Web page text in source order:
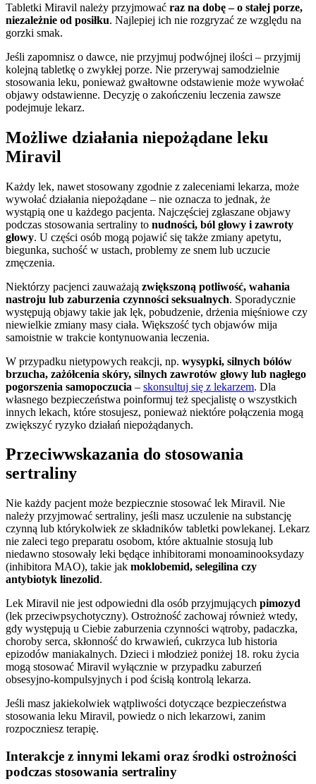
Tabletki Miravil należy przyjmować raz na dobę – o stałej porze,
niezależnie od posiłku. Najlepiej ich nie rozgryzać ze względu na
gorzki smak.
Jeśli zapomnisz o dawce, nie przyjmuj podwójnej ilości – przyjmij
kolejną tabletkę o zwykłej porze. Nie przerywaj samodzielnie
stosowania leku, ponieważ gwałtowne odstawienie może wywołać
objawy odstawienne. Decyzję o zakończeniu leczenia zawsze
podejmuje lekarz.
Możliwe działania niepożądane leku
Miravil
Każdy lek, nawet stosowany zgodnie z zaleceniami lekarza, może
wywołać działania niepożądane – nie oznacza to jednak, że
wystąpią one u każdego pacjenta. Najczęściej zgłaszane objawy
podczas stosowania sertraliny to nudności, ból głowy i zawroty
głowy. U części osób mogą pojawić się także zmiany apetytu,
biegunka, suchość w ustach, problemy ze snem lub uczucie
zmęczenia.
Niektórzy pacjenci zauważają zwiększoną potliwość, wahania
nastroju lub zaburzenia czynności seksualnych. Sporadycznie
występują objawy takie jak lęk, pobudzenie, drżenia mięśniowe czy
niewielkie zmiany masy ciała. Większość tych objawów mija
samoistnie w trakcie kontynuowania leczenia.
W przypadku nietypowych reakcji, np. wysypki, silnych bólów
brzucha, zażółcenia skóry, silnych zawrotów głowy lub nagłego
pogorszenia samopoczucia – skonsultuj się z lekarzem. Dla
własnego bezpieczeństwa poinformuj też specjalistę o wszystkich
innych lekach, które stosujesz, ponieważ niektóre połączenia mogą
zwiększyć ryzyko działań niepożądanych.
Przeciwwskazania do stosowania
sertraliny
Nie każdy pacjent może bezpiecznie stosować lek Miravil. Nie
należy przyjmować sertraliny, jeśli masz uczulenie na substancję
czynną lub którykolwiek ze składników tabletki powlekanej. Lekarz
nie zaleci tego preparatu osobom, które aktualnie stosują lub
niedawno stosowały leki będące inhibitorami monoaminooksydazy
(inhibitora MAO), takie jak moklobemid, selegilina czy
antybiotyk linezolid.
Lek Miravil nie jest odpowiedni dla osób przyjmujących pimozyd
(lek przeciwpsychotyczny). Ostrożność zachowaj również wtedy,
gdy występują u Ciebie zaburzenia czynności wątroby, padaczka,
choroby serca, skłonność do krwawień, cukrzyca lub historia
epizodów maniakalnych. Dzieci i młodzież poniżej 18. roku życia
mogą stosować Miravil wyłącznie w przypadku zaburzeń
obsesyjno-kompulsyjnych i pod ścisłą kontrolą lekarza.
Jeśli masz jakiekolwiek wątpliwości dotyczące bezpieczeństwa
stosowania leku Miravil, powiedz o nich lekarzowi, zanim
rozpoczniesz terapię.
Interakcje z innymi lekami oraz środki ostrożności
podczas stosowania sertraliny